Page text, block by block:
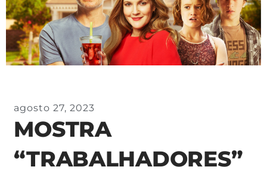
agosto 27, 2023
MOSTRA
“TRABALHADORES”